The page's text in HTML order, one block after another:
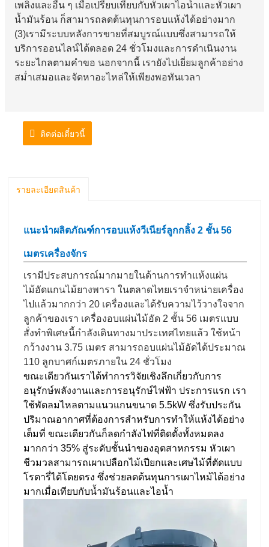
เพลิงและอื่น ๆ เมื่อเปรียบเทียบกับหัวเผาไอน้ำและหัวเผา
น้ำมันร้อน ก็สามารถลดต้นทุนการอบแห้งได้อย่างมาก
(3)เรามีระบบหลังการขายที่สมบูรณ์แบบซึ่งสามารถให้
บริการออนไลน์ได้ตลอด 24 ชั่วโมงและการดำเนินงาน
ระยะไกลตามคำขอ นอกจากนี้ เรายังไปเยี่ยมลูกค้าอย่าง
สม่ำเสมอและจัดหาอะไหล่ให้เพียงพอทันเวลา
ติดต่อเดี๋ยวนี้
รายละเอียดสินค้า
แนะนำผลิตภัณฑ์การอบแห้งวีเนียร์ลูกกลิ้ง 2 ชั้น 56
เมตรเครื่องจักร
เรามีประสบการณ์มากมายในด้านการทำแห้งแผ่น
ไม้อัดแกนไม้ยางพารา ในตลาดไทยเราจำหน่ายเครื่อง
ไปแล้วมากกว่า 20 เครื่องและได้รับความไว้วางใจจาก
ลูกค้าของเรา เครื่องอบแผ่นไม้อัด 2 ชั้น 56 เมตรแบบ
สั่งทำพิเศษนี้กำลังเดินทางมาประเทศไทยแล้ว ใช้หน้า
กว้างงาน 3.75 เมตร สามารถอบแผ่นไม้อัดได้ประมาณ
110 ลูกบาศก์เมตรภายใน 24 ชั่วโมง
ขณะเดียวกันเราได้ทำการวิจัยเชิงลึกเกี่ยวกับการ
อนุรักษ์พลังงานและการอนุรักษ์ไฟฟ้า ประการแรก เรา
ใช้พัดลมไหลตามแนวแกนขนาด 5.5kW ซึ่งรับประกัน
ปริมาณอากาศที่ต้องการสำหรับการทำให้แห้งได้อย่าง
เต็มที่ ขณะเดียวกันก็ลดกำลังไฟที่ติดตั้งทั้งหมดลง
มากกว่า 35% สู่ระดับชั้นนำของอุตสาหกรรม หัวเผา
ชีวมวลสามารถเผาเปลือกไม้เปียกและเศษไม้ที่ตัดแบบ
โรตารี่ได้โดยตรง ซึ่งช่วยลดต้นทุนการเผาไหม้ได้อย่าง
มากเมื่อเทียบกับน้ำมันร้อนและไอน้ำ